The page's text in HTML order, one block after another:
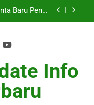
Lagu Viral
Baru Penuh
Potensi
Lagu Viral
Info